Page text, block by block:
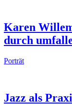
Karen
durch
Porträt
Jazz als